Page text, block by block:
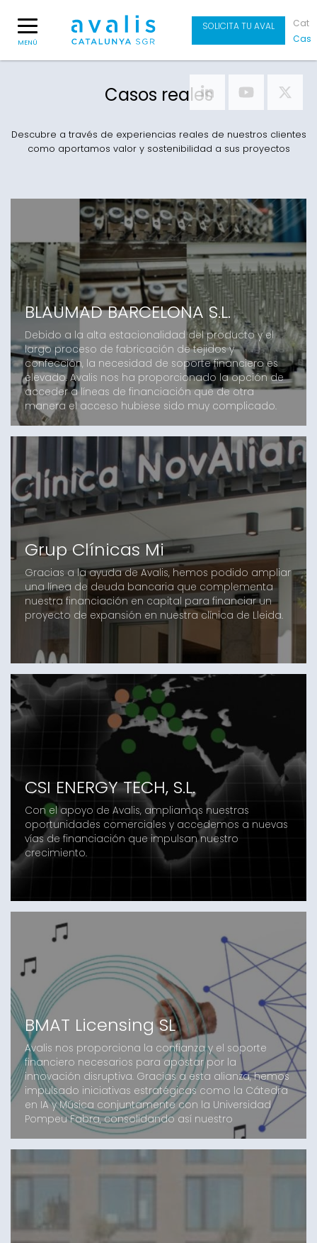
MENÚ
SOLICITA TU AVAL
Cat
Cas
Casos reales
Descubre a través de experiencias reales de nuestros clientes
como aportamos valor y sostenibilidad a sus proyectos
BLAUMAD BARCELONA S.L.
Debido a la alta estacionalidad del producto y el
largo proceso de fabricación de tejidos y
confección, la necesidad de soporte financiero es
elevado. Avalis nos ha proporcionado la opción de
acceder a líneas de financiación que de otra
manera el acceso hubiese sido muy complicado.
Grup Clínicas Mi
Gracias a la ayuda de Avalis, hemos podido ampliar
una línea de deuda bancaria que complementa
nuestra financiación en capital para financiar un
proyecto de expansión en nuestra clínica de Lleida.
CSI ENERGY TECH, S.L.
Con el apoyo de Avalis, ampliamos nuestras
oportunidades comerciales y accedemos a nuevas
vías de financiación que impulsan nuestro
crecimiento.
BMAT Licensing SL
Avalis nos proporciona la confianza y el soporte
financiero necesarios para apostar por la
innovación disruptiva. Gracias a esta alianza, hemos
impulsado iniciativas estratégicas como la Cátedra
en IA y Música conjuntamente con la Universidad
Pompeu Fabra, consolidando así nuestro
compromiso con el talento y el desarrollo
tecnológico de futuro.